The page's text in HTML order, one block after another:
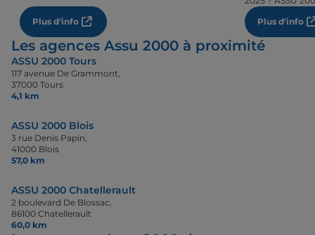
Plus d'info
Plus d'info
Les agences Assu 2000 à proximité
ASSU 2000 Tours
117 avenue De Grammont,
37000 Tours
4,1 km
ASSU 2000 Blois
3 rue Denis Papin,
41000 Blois
57,0 km
ASSU 2000 Chatellerault
2 boulevard De Blossac,
86100 Chatellerault
60,0 km